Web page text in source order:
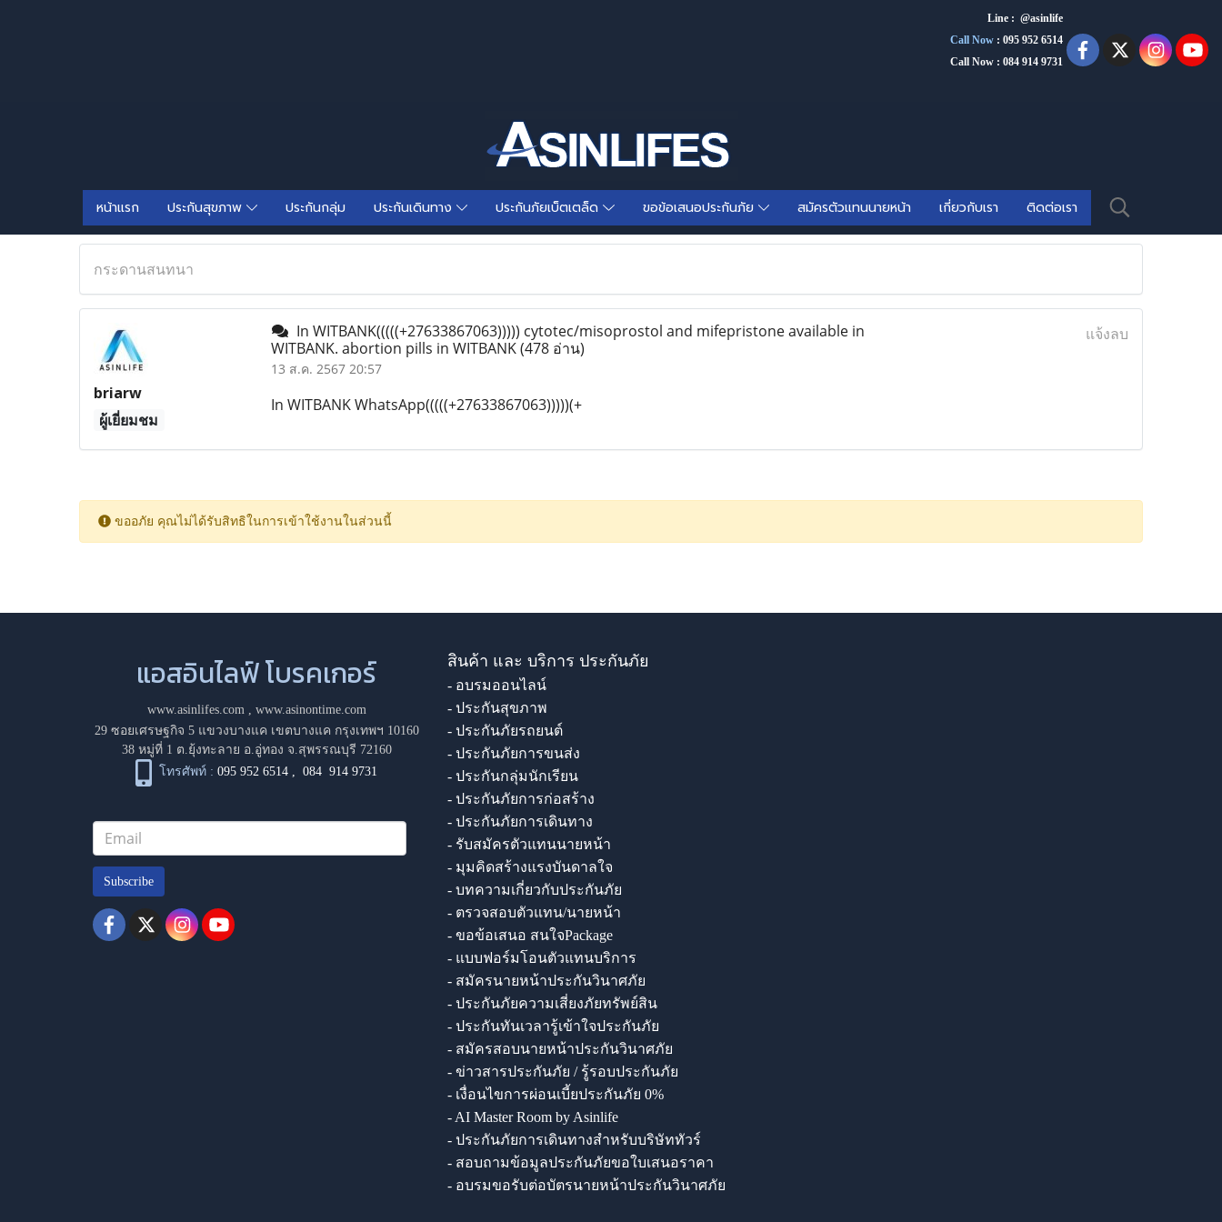
Line : @asinlife
Call Now : 095 952 6514
Call Now : 084 914 9731
หน้าแรก ประกันสุขภาพ ประกันกลุ่ม ประกันเดินทาง ประกันภัยเบ็ตเตล็ด ขอข้อเสนอประกันภัย สมัครตัวแทนนายหน้า เกี่ยวกับเรา ติดต่อเรา
กระดานสนทนา
briarw
ผู้เยี่ยมชม
In WITBANK(((((+27633867063))))) cytotec/misoprostol and mifepristone available in
WITBANK. abortion pills in WITBANK(478 อ่าน)
13 ส.ค. 2567 20:57
แจ้งลบ
In WITBANK WhatsApp(((((+27633867063)))))(+
ขออภัย คุณไม่ได้รับสิทธิในการเข้าใช้งานในส่วนนี้
แอสอินไลฟ์ โบรคเกอร์
www.asinlifes.com, www.asinontime.com
29 ซอยเศรษฐกิจ 5 แขวงบางแค เขตบางแค กรุงเทพฯ 10160
38 หมู่ที่ 1 ต.ยุ้งทะลาย อ.อู่ทอง จ.สุพรรณบุรี 72160
โทรศัพท์ : 095 952 6514 ,084 914 9731
Subscribe
สินค้า และ บริการ ประกันภัย
- อบรมออนไลน์
- ประกันสุขภาพ
- ประกันภัยรถยนต์
- ประกันภัยการขนส่ง
- ประกันกลุ่มนักเรียน
- ประกันภัยการก่อสร้าง
- ประกันภัยการเดินทาง
- รับสมัครตัวแทนนายหน้า
- มุมคิดสร้างแรงบันดาลใจ
- บทความเกี่ยวกับประกันภัย
- ตรวจสอบตัวแทน/นายหน้า
- ขอข้อเสนอ สนใจPackage
- แบบฟอร์มโอนตัวแทนบริการ
- สมัครนายหน้าประกันวินาศภัย
- ประกันภัยความเสี่ยงภัยทรัพย์สิน
- ประกันทันเวลารู้เข้าใจประกันภัย
- สมัครสอบนายหน้าประกันวินาศภัย
- ข่าวสารประกันภัย / รู้รอบประกันภัย
- เงื่อนไขการผ่อนเบี้ยประกันภัย 0%
- AI Master Room by Asinlife
- ประกันภัยการเดินทางสำหรับบริษัททัวร์
- สอบถามข้อมูลประกันภัยขอใบเสนอราคา
- อบรมขอรับต่อบัตรนายหน้าประกันวินาศภัย